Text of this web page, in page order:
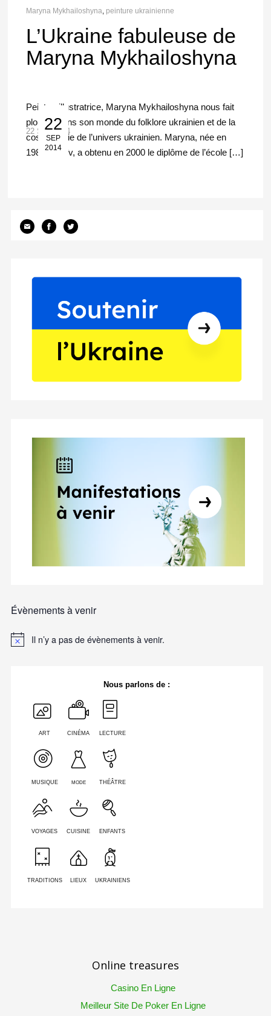
Maryna Mykhailoshyna
peinture ukrainienne
L’Ukraine fabuleuse de
Maryna Mykhailoshyna
22
SEP
2014
22 Sep 2014
Peintre, illustratrice, Maryna Mykhailoshyna nous fait
plonger dans son monde du folklore ukrainien et de la
cosmogonie de l’univers ukrainien. Maryna, née en
1982 à Kyïv, a obtenu en 2000 le diplôme de l’école […]
Évènements à venir
Il n’y a pas de évènements à venir.
Nous parlons de :
ART CINÉMA LECTURE
MUSIQUE MODE THÉÂTRE
VOYAGES CUISINE ENFANTS
TRADITIONS LIEUX UKRAINIENS
Online treasures
Casino En Ligne
Meilleur Site De Poker En Ligne